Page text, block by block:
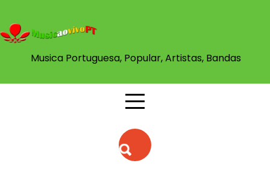
content
Musica Portuguesa, Popular, Artistas, Bandas